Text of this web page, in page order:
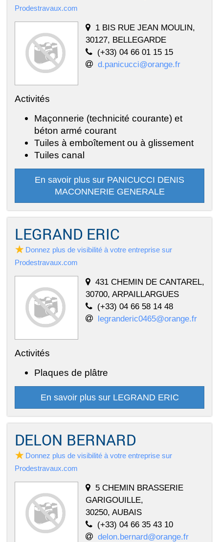
Prodestravaux.com
1 BIS RUE JEAN MOULIN,
30127, BELLEGARDE
(+33) 04 66 01 15 15
d.panicucci@orange.fr
Activités
Maçonnerie (technicité courante) et
béton armé courant
Tuiles à emboîtement ou à glissement
Tuiles canal
En savoir plus sur PANICUCCI DENIS
MACONNERIE GENERALE
LEGRAND ERIC
Donnez plus de visibilité à votre entreprise sur
Prodestravaux.com
431 CHEMIN DE CANTAREL,
30700, ARPAILLARGUES
(+33) 04 66 58 14 48
legranderic0465@orange.fr
Activités
Plaques de plâtre
En savoir plus sur LEGRAND ERIC
DELON BERNARD
Donnez plus de visibilité à votre entreprise sur
Prodestravaux.com
5 CHEMIN BRASSERIE
GARIGOUILLE,
30250, AUBAIS
(+33) 04 66 35 43 10
delon.bernard@orange.fr